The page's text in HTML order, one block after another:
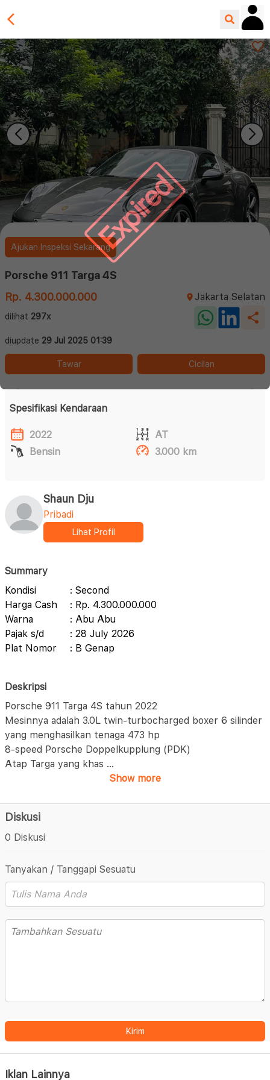
Expired
Ajukan Inspeksi Sekarang
Porsche 911 Targa 4S
Rp. 4.300.000.000
Jakarta Selatan
dilihat 297x
diupdate 29 Jul 2025 01:39
Tawar Cicilan
Spesifikasi Kendaraan
2022
AT
Bensin
3.000 km
Shaun Dju
Pribadi
Lihat Profil
Summary
Kondisi
: Second
Harga Cash
: Rp. 4.300.000.000
Warna
: Abu Abu
Pajak s/d
: 28 July 2026
Plat Nomor
: B Genap
Deskripsi
Porsche 911 Targa 4S tahun 2022
Mesinnya adalah 3.0L twin-turbocharged boxer 6 silinder
yang menghasilkan tenaga 473 hp
8-speed Porsche Doppelkupplung (PDK)
Atap Targa yang khas ...
Show more
Diskusi
0 Diskusi
Tanyakan / Tanggapi Sesuatu
Kirim
Iklan Lainnya